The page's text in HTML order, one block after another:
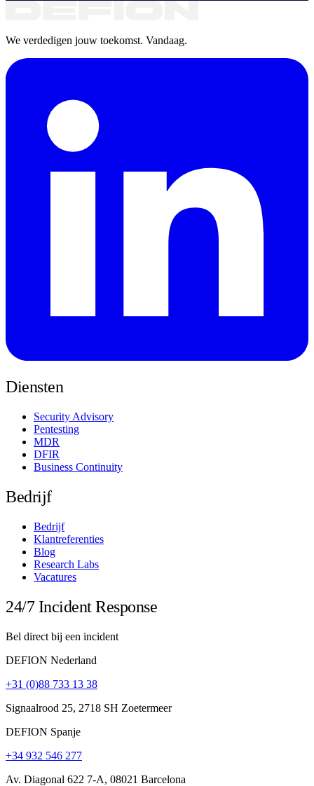
We verdedigen jouw toekomst. Vandaag.
Diensten
Security Advisory
Pentesting
MDR
DFIR
Business Continuity
Bedrijf
Bedrijf
Klantreferenties
Blog
Research Labs
Vacatures
24/7 Incident Response
Bel direct bij een incident
DEFION Nederland
+31 (0)88 733 13 38
Signaalrood 25, 2718 SH Zoetermeer
DEFION Spanje
+34 932 546 277
Av. Diagonal 622 7-A, 08021 Barcelona